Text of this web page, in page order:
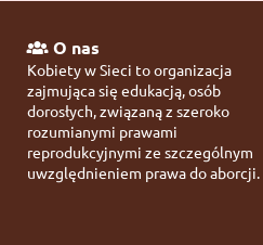
O nas
Kobiety w Sieci to organizacja
zajmująca się edukacją, osób
dorosłych, związaną z szeroko
rozumianymi prawami
reprodukcyjnymi ze szczególnym
uwzględnieniem prawa do aborcji.